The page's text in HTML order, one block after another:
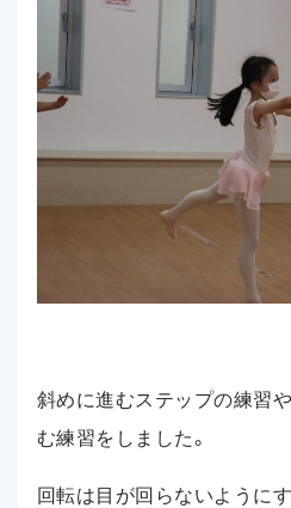
斜めに進むステップの練習
む練習をしました。
回転は目が回らないように